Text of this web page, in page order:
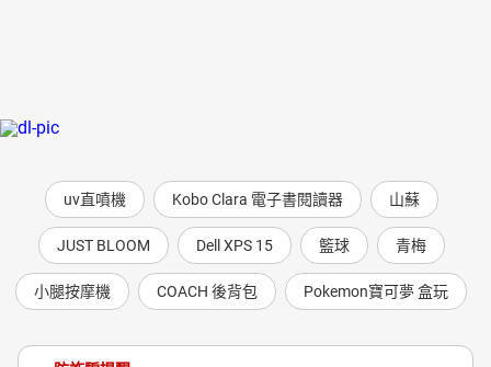
uv直噴機 Kobo Clara 電子書閱讀器 山蘇
JUST BLOOM Dell XPS 15 籃球 青梅
小腿按摩機 COACH 後背包 Pokemon寶可夢 盒玩